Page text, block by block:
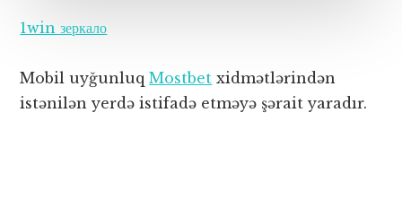
1win зеркало
Mobil uyğunluqMostbet xidmətlərindən
istənilən yerdə istifadə etməyə şərait yaradır.